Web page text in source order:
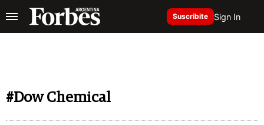
Suscribite Sign In
#Dow Chemical